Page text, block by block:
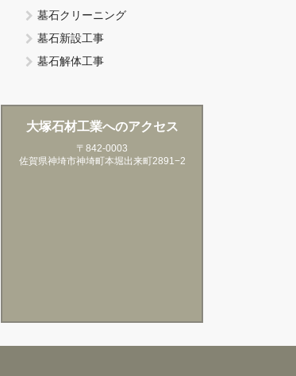
墓石クリーニング
墓石新設工事
墓石解体工事
大塚石材工業へのアクセス
〒842-0003
佐賀県神埼市神埼町本堀出来町2891−2